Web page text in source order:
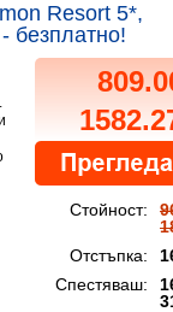
Resort 5*,
безплатно!
Стойност:
Отстъпка:
Спестяваш: